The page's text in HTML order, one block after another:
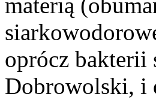
oprócz bakterii
Dobrowolski, i